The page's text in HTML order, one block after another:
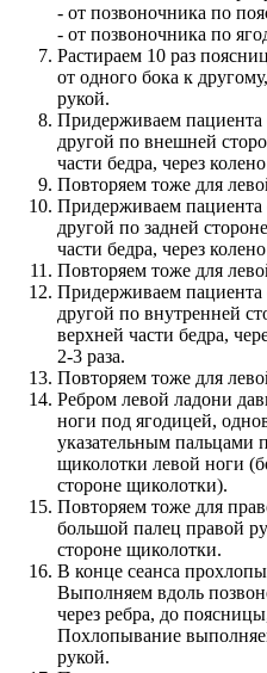
- от позвоночника по
- от позвоночника по
Растираем 10 раз
от одного бока к
рукой.
Придерживаем пациента
другой по внешней
части бедра, через
Повторяем тоже для
Придерживаем пациента
другой по задней
части бедра, через
Повторяем тоже для
Придерживаем пациента
другой по внутренней
верхней части бедра,
2-3 раза.
Повторяем тоже для
Ребром левой ладони
ноги под ягодицей,
указательным пальцами
щиколотки левой ноги
стороне щиколотки).
Повторяем тоже для
большой палец правой
стороне щиколотки.
В конце сеанса
Выполняем вдоль
через ребра, до
Похлопывание
рукой.